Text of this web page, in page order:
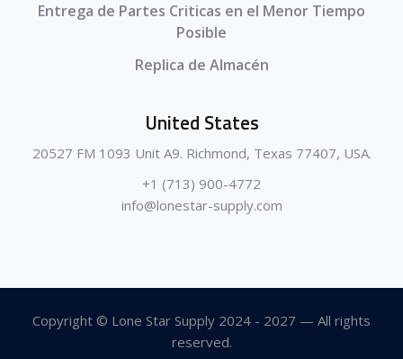
Entrega de Partes Criticas en el Menor Tiempo
Posible
Replica de Almacén
United States
20527 FM 1093 Unit A9. Richmond, Texas 77407, USA.
+1 (713) 900-4772
info@lonestar-supply.com
Copyright © Lone Star Supply 2024 - 2027 — All rights
reserved.